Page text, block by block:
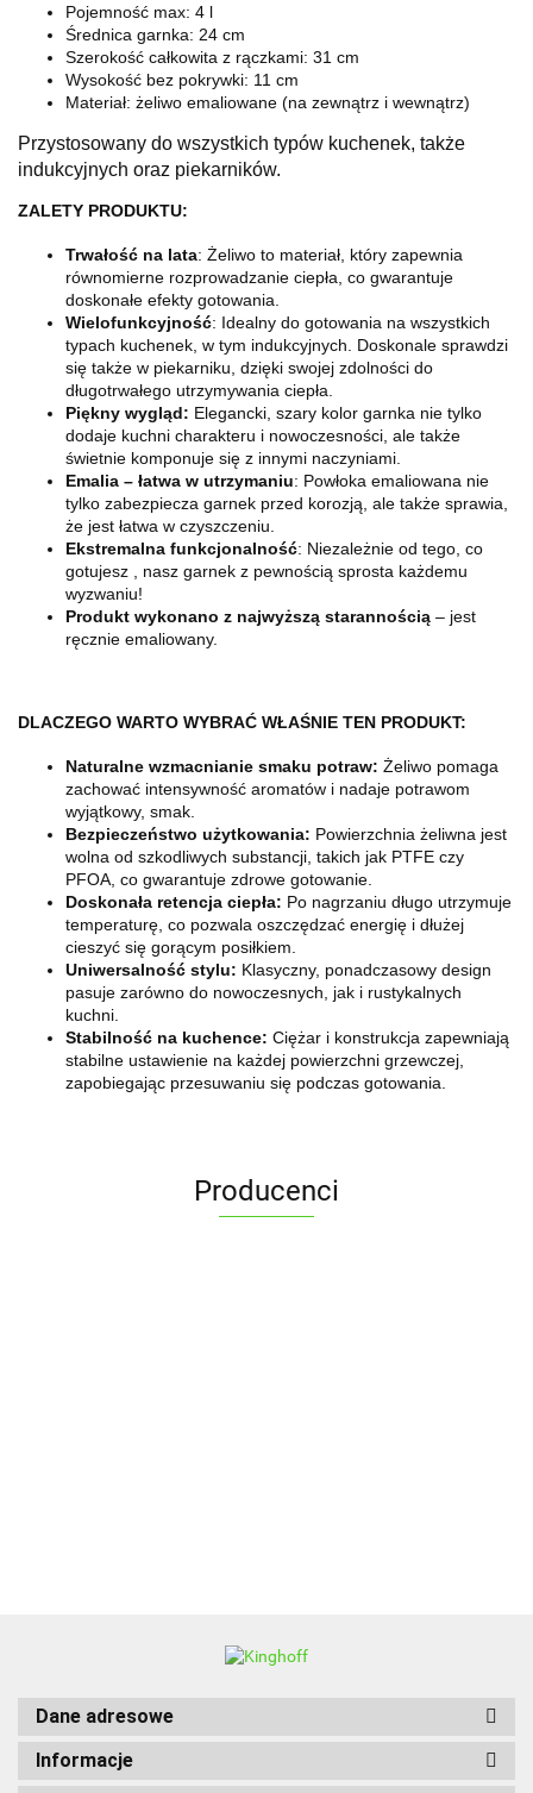
Pojemność max: 4 l
Średnica garnka: 24 cm
Szerokość całkowita z rączkami: 31 cm
Wysokość bez pokrywki: 11 cm
Materiał: żeliwo emaliowane (na zewnątrz i wewnątrz)
Przystosowany do wszystkich typów kuchenek, także
indukcyjnych oraz piekarników.
ZALETY PRODUKTU:
Trwałość na lata: Żeliwo to materiał, który zapewnia
równomierne rozprowadzanie ciepła, co gwarantuje
doskonałe efekty gotowania.
Wielofunkcyjność: Idealny do gotowania na wszystkich
typach kuchenek, w tym indukcyjnych. Doskonale sprawdzi
się także w piekarniku, dzięki swojej zdolności do
długotrwałego utrzymywania ciepła.
Piękny wygląd: Elegancki, szary kolor garnka nie tylko
dodaje kuchni charakteru i nowoczesności, ale także
świetnie komponuje się z innymi naczyniami.
Emalia – łatwa w utrzymaniu: Powłoka emaliowana nie
tylko zabezpiecza garnek przed korozją, ale także sprawia,
że jest łatwa w czyszczeniu.
Ekstremalna funkcjonalność: Niezależnie od tego, co
gotujesz , nasz garnek z pewnością sprosta każdemu
wyzwaniu!
Produkt wykonano z najwyższą starannością – jest
ręcznie emaliowany.
DLACZEGO WARTO WYBRAĆ WŁAŚNIE TEN PRODUKT:
Naturalne wzmacnianie smaku potraw: Żeliwo pomaga
zachować intensywność aromatów i nadaje potrawom
wyjątkowy, smak.
Bezpieczeństwo użytkowania: Powierzchnia żeliwna jest
wolna od szkodliwych substancji, takich jak PTFE czy
PFOA, co gwarantuje zdrowe gotowanie.
Doskonała retencja ciepła: Po nagrzaniu długo utrzymuje
temperaturę, co pozwala oszczędzać energię i dłużej
cieszyć się gorącym posiłkiem.
Uniwersalność stylu: Klasyczny, ponadczasowy design
pasuje zarówno do nowoczesnych, jak i rustykalnych
kuchni.
Stabilność na kuchence: Ciężar i konstrukcja zapewniają
stabilne ustawienie na każdej powierzchni grzewczej,
zapobiegając przesuwaniu się podczas gotowania.
Producenci
Dane adresowe
Informacje